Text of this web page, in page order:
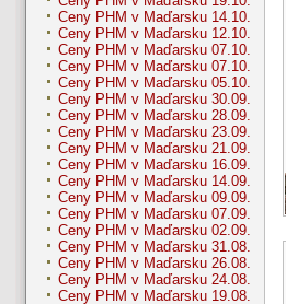
Ceny PHM v Maďarsku 14.10.
Ceny PHM v Maďarsku 12.10.
Ceny PHM v Maďarsku 07.10.
Ceny PHM v Maďarsku 07.10.
Ceny PHM v Maďarsku 05.10.
Ceny PHM v Maďarsku 30.09.
Ceny PHM v Maďarsku 28.09.
Ceny PHM v Maďarsku 23.09.
Ceny PHM v Maďarsku 21.09.
Ceny PHM v Maďarsku 16.09.
Ceny PHM v Maďarsku 14.09.
Ceny PHM v Maďarsku 09.09.
Ceny PHM v Maďarsku 07.09.
Ceny PHM v Maďarsku 02.09.
Ceny PHM v Maďarsku 31.08.
Ceny PHM v Maďarsku 26.08.
Ceny PHM v Maďarsku 24.08.
Ceny PHM v Maďarsku 19.08.